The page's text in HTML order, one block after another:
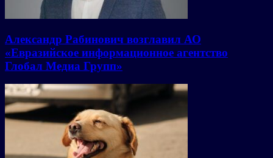
Александр Рабинович возглавил АО
«Евразийское информационное агентство
Глобал Медиа Групп»